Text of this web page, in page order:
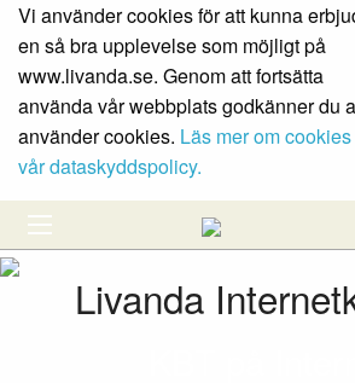
Vi använder cookies för att kunna
en så bra upplevelse som möjligt på
www.livanda.se. Genom att fortsätta
använda vår webbplats godkänner du
använder cookies. Läs mer om
vår dataskyddspolicy.
Livanda